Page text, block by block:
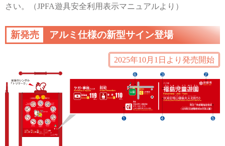
さい。（JPFA遊具安全利用表示マニュアルより）
新発売 アルミ仕様の新型サイン登場
2025年10月1日より発売開始